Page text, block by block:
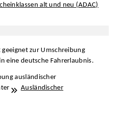
alt und neu (ADAC)
zur Umschreibung
eine deutsche Fahrerlaubnis.
ausländischer
Ausländischer